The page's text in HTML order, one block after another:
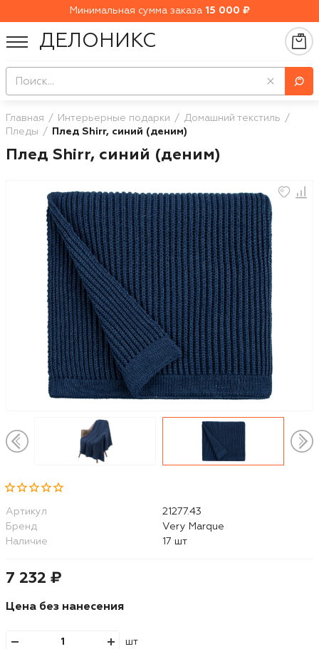
Минимальная сумма заказа 15 000 ₽
ДЕЛОНИКС
Главная Интерьерные подарки
Домашний текстиль
Пледы
Плед Shirr, синий (деним)
Плед Shirr, синий (деним)
Артикул
21277.43
Бренд
Very Marque
Наличие
17 шт
7 232 ₽
Цена без нанесения
шт